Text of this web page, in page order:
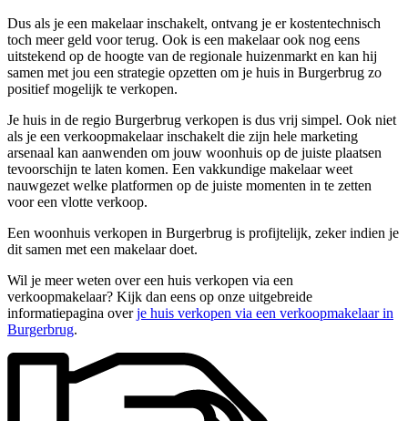
Dus als je een makelaar inschakelt, ontvang je er kostentechnisch
toch meer geld voor terug. Ook is een makelaar ook nog eens
uitstekend op de hoogte van de regionale huizenmarkt en kan hij
samen met jou een strategie opzetten om je huis in Burgerbrug zo
positief mogelijk te verkopen.
Je huis in de regio Burgerbrug verkopen is dus vrij simpel. Ook niet
als je een verkoopmakelaar inschakelt die zijn hele marketing
arsenaal kan aanwenden om jouw woonhuis op de juiste plaatsen
tevoorschijn te laten komen. Een vakkundige makelaar weet
nauwgezet welke platformen op de juiste momenten in te zetten
voor een vlotte verkoop.
Een woonhuis verkopen in Burgerbrug is profijtelijk, zeker indien je
dit samen met een makelaar doet.
Wil je meer weten over een huis verkopen via een
verkoopmakelaar? Kijk dan eens op onze uitgebreide
informatiepagina overje huis verkopen via een verkoopmakelaar in
Burgerbrug.